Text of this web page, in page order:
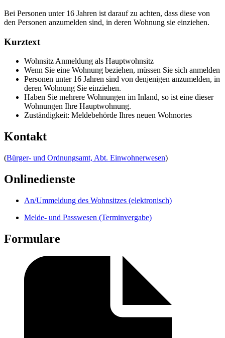
Bei Personen unter 16 Jahren ist darauf zu achten, dass diese von
den Personen anzumelden sind, in deren Wohnung sie einziehen.
Kurztext
Wohnsitz Anmeldung als Hauptwohnsitz
Wenn Sie eine Wohnung beziehen, müssen Sie sich anmelden
Personen unter 16 Jahren sind von denjenigen anzumelden, in
deren Wohnung Sie einziehen.
Haben Sie mehrere Wohnungen im Inland, so ist eine dieser
Wohnungen Ihre Hauptwohnung.
Zuständigkeit: Meldebehörde Ihres neuen Wohnortes
Kontakt
(Bürger- und Ordnungsamt, Abt. Einwohnerwesen)
Onlinedienste
An/Ummeldung des Wohnsitzes (elektronisch)
Melde- und Passwesen (Terminvergabe)
Formulare